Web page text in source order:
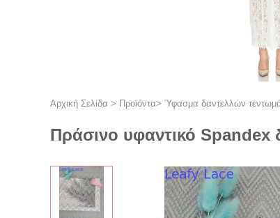
Αρχική Σελίδα > Προϊόντα> Ύφασμα δαντελλών
Πράσινο υφαντικό